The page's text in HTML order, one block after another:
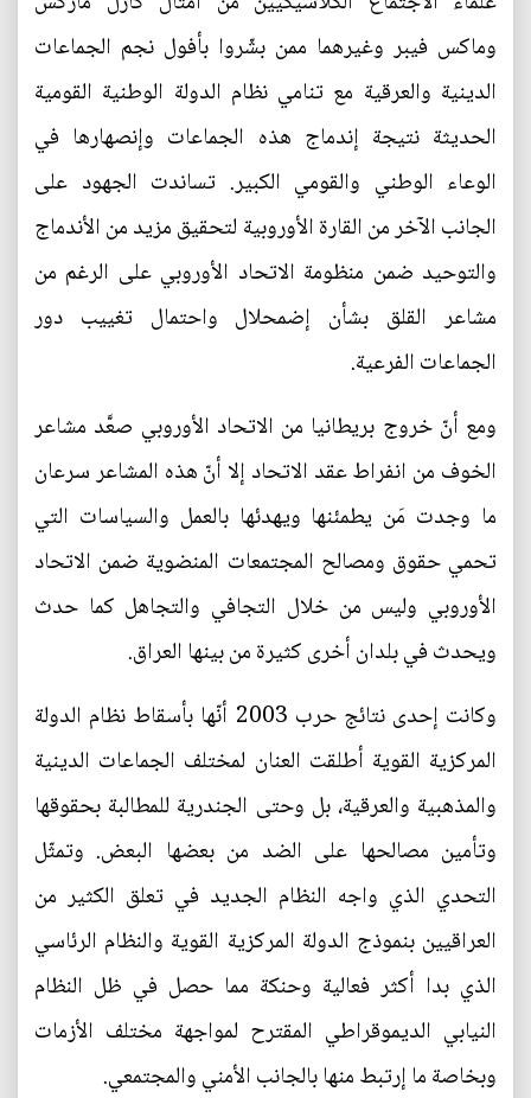
وماكس فيبر وغيرهما ممن بشّروا بأفول نجم الجماعات
الدينية والعرقية مع تنامي نظام الدولة الوطنية القومية
الحديثة نتيجة إندماج هذه الجماعات وإنصهارها في
الوعاء الوطني والقومي الكبير. تساندت الجهود على
الجانب الآخر من القارة الأوروبية لتحقيق مزيد من الأندماج
والتوحيد ضمن منظومة الاتحاد الأوروبي على الرغم من
مشاعر القلق بشأن إضمحلال واحتمال تغييب دور
الجماعات الفرعية.
ومع أنّ خروج بريطانيا من الاتحاد الأوروبي صعَّد مشاعر
الخوف من انفراط عقد الاتحاد إلا أنّ هذه المشاعر سرعان
ما وجدت مَن يطمئنها ويهدئها بالعمل والسياسات التي
تحمي حقوق ومصالح المجتمعات المنضوية ضمن الاتحاد
الأوروبي وليس من خلال التجافي والتجاهل كما حدث
ويحدث في بلدان أخرى كثيرة من بينها العراق.
وكانت إحدى نتائج حرب 2003 أنّها بأسقاط نظام الدولة
المركزية القوية أطلقت العنان لمختلف الجماعات الدينية
والمذهبية والعرقية، بل وحتى الجندرية للمطالبة بحقوقها
وتأمين مصالحها على الضد من بعضها البعض. وتمثّل
التحدي الذي واجه النظام الجديد في تعلق الكثير من
العراقيين بنموذج الدولة المركزية القوية والنظام الرئاسي
الذي بدا أكثر فعالية وحنكة مما حصل في ظل النظام
النيابي الديموقراطي المقترح لمواجهة مختلف الأزمات
وبخاصة ما إرتبط منها بالجانب الأمني والمجتمعي.